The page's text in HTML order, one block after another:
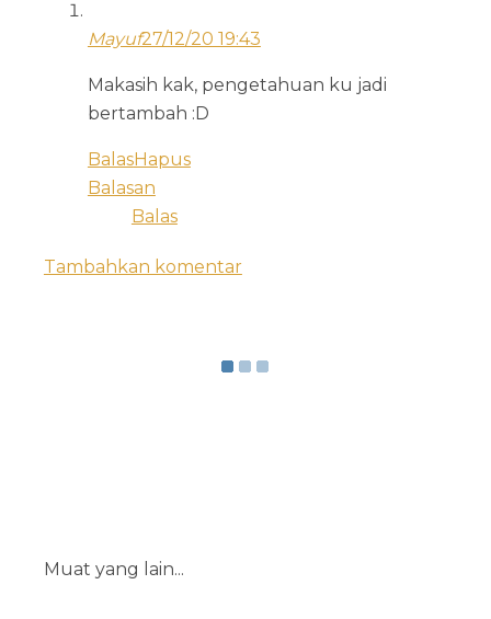
Mayuf27/12/20 19:43
Makasih kak, pengetahuan ku jadi
bertambah :D
BalasHapus
Balasan
Balas
Tambahkan komentar
Muat yang lain...